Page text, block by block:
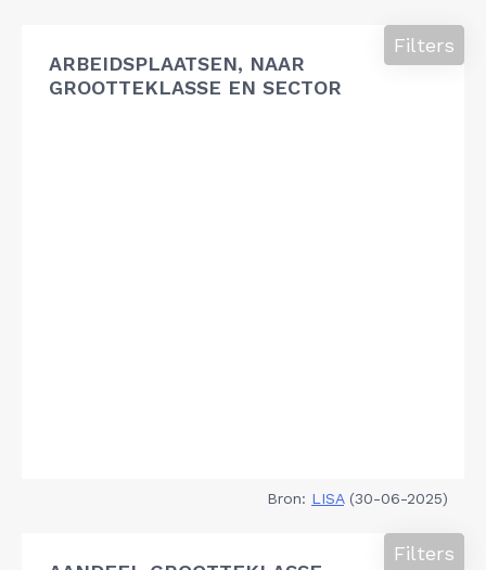
ARBEIDSPLAATSEN, NAAR
GROOTTEKLASSE EN SECTOR
Filters
Bron: LISA(30-06-2025)
Filters